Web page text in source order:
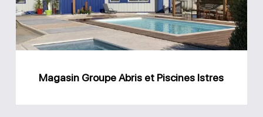
Piscines
Istres
Magasin Groupe Abris et Piscines Istres